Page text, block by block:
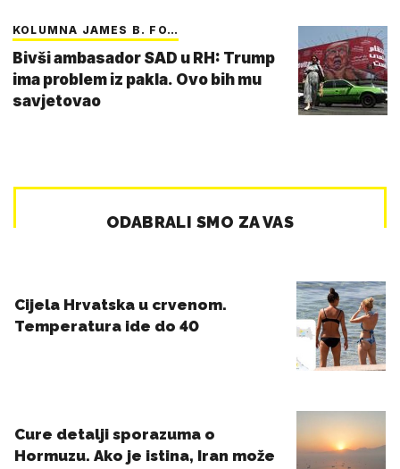
KOLUMNA JAMES B. FO…
Bivši ambasador SAD u RH: Trump
ima problem iz pakla. Ovo bih mu
savjetovao